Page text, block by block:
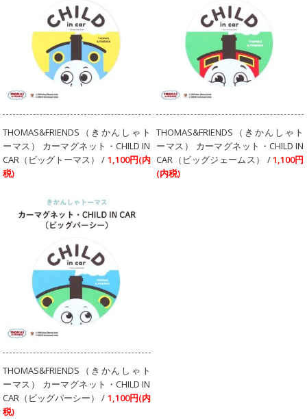
THOMAS&FRIENDS（きかんしゃト
ーマス） カーマグネット・CHILD IN
CAR（ビッグトーマス） / 1,100円(内
税)
THOMAS&FRIENDS（きかんしゃト
ーマス） カーマグネット・CHILD IN
CAR（ビッグジェームス） /1,100円
(内税)
THOMAS&FRIENDS（きかんしゃト
ーマス） カーマグネット・CHILD IN
CAR（ビッグパーシー） / 1,100円(内
税)